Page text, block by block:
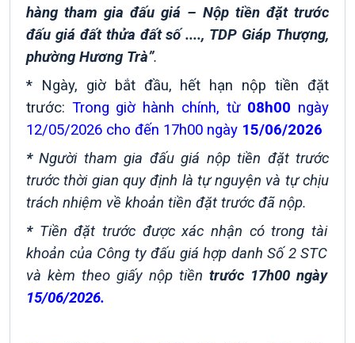
hàng tham gia đấu giá – Nộp tiền đặt trước
đấu giá đất thửa đất số ...., TDP Giáp Thượng,
phường Hương Trà”.
* Ngày, giờ bắt đầu, hết hạn nộp tiền đặt
trước: Trong giờ hành chính, từ08h00 ngày
12/05/2026 cho đến 17h00 ngày 15/06/2026
*Người tham gia đấu giá nộp tiền đặt trước
trước thời gian quy định là tự nguyện và tự chịu
trách nhiệm về khoản tiền đặt trước đã nộp.
*Tiền đặt trước được xác nhận có trong tài
khoản của Công ty đấu giá hợp danh Số 2 STC
và kèm theo giấy nộp tiền trước 17h00 ngày
15/06/2026.